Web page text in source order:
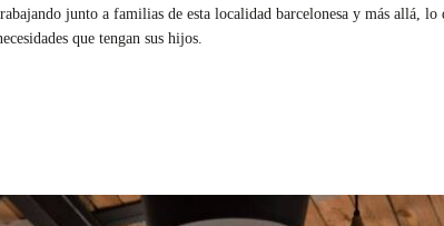
junto a familias de esta localidad barcelonesa y más allá,
que tengan sus hijos.